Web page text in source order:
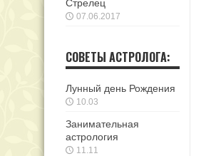
Стрелец
07.06.2017
СОВЕТЫ АСТРОЛОГА:
Лунный день Рождения
10.03
Занимательная
астрология
11.11